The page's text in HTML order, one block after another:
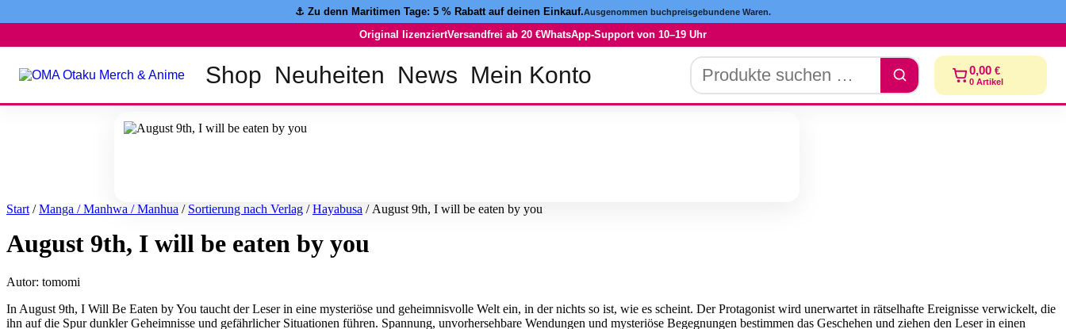
Inhalt
⚓️ Zu denn Maritimen Tage: 5 % Rabattauf deinen Einkauf.Ausgenommen buchpreisgebundene Waren.
Original lizenziertVersandfrei ab 20 €WhatsApp-Support von 10–19 Uhr
Shop Neuheiten News Mein Konto
Produkte
suchen
0,00 €
0Artikel
Start /Manga / Manhwa / Manhua / Sortierung nach Verlag /Hayabusa / August 9th, I will be eaten by you
August 9th, I will be eaten by you
Autor: tomomi
In August 9th, I Will Be Eaten by You taucht der Leser in eine mysteriöse und geheimnisvolle Welt ein, in der nichts so ist, wie es scheint. Der Protagonist wird unerwartet in rätselhafte Ereignisse verwickelt, die
ihn auf die Spur dunkler Geheimnisse und gefährlicher Situationen führen. Spannung, unvorhersehbare Wendungen und mysteriöse Begegnungen bestimmen das Geschehen und ziehen den Leser in einen